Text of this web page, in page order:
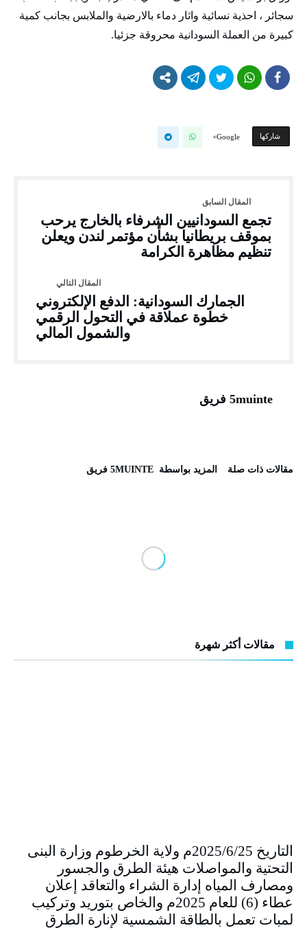
سجائر ، احذية نسائية واثار دماء بالارضية والملابس بجانب كمية
كبيرة من العملة السودانية محروقة جزئيا.
‫‫ شاركها‬ Google+
تجمع السودانيين الشرفاء بالخارج يرحب
بموقف بريطانيا بشأن مؤتمر لندن ويعلن
تنظيم مظاهرة الكرامة
الجمارك السودانية: الدفع الإلكتروني
خطوة عملاقة في التحول الرقمي
والشمول المالي
5muinte فريق
‫مقالات ذات صلة‬ ‫‫المزيد بواسطة‬ ‬ 5MUINTE فريق
مقالات أكثر شهرة
التاريخ 2025/6/25م ولاية الخرطوم وزارة البنى
التحتية والمواصلات هيئة الطرق والجسور
ومصارف المياه إدارة الشراء والتعاقد إعلان
عطاء (6) للعام 2025م والخاص بتوريد وتركيب
لمبات تعمل بالطاقة الشمسية لإنارة الطرق